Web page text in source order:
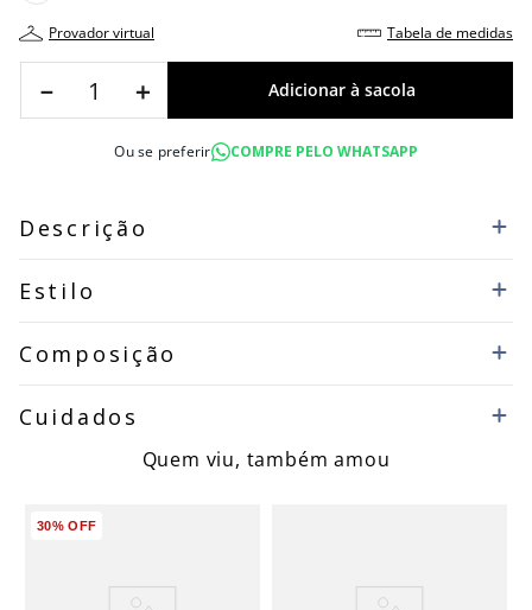
provador virtual tabela de medidas
＋
－
Ou se preferir COMPRE PELO WHATSAPP
Descrição
Estilo
Composição
Cuidados
Quem viu, também amou
30%OFF